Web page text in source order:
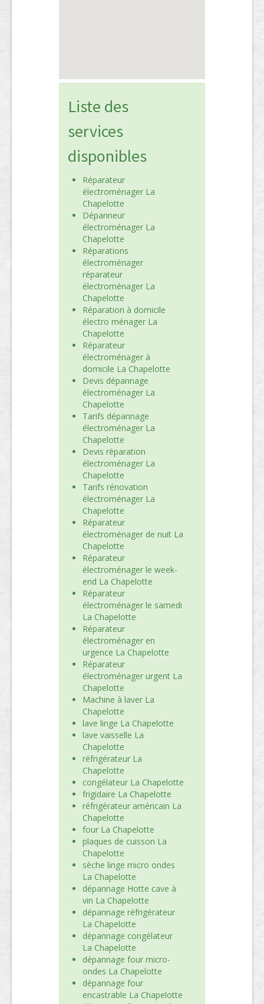
Liste des
services
disponibles
Réparateur
électroménager La
Chapelotte
Dépanneur
électroménager La
Chapelotte
Réparations
électroménager
réparateur
électroménager La
Chapelotte
Réparation à domicile
électro ménager La
Chapelotte
Réparateur
électroménager à
domicile La Chapelotte
Devis dépannage
électroménager La
Chapelotte
Tarifs dépannage
électroménager La
Chapelotte
Devis réparation
électroménager La
Chapelotte
Tarifs rénovation
électroménager La
Chapelotte
Réparateur
électroménager de nuit La
Chapelotte
Réparateur
électroménager le week-
end La Chapelotte
Réparateur
électroménager le samedi
La Chapelotte
Réparateur
électroménager en
urgence La Chapelotte
Réparateur
électroménager urgent La
Chapelotte
Machine à laver La
Chapelotte
lave linge La Chapelotte
lave vaisselle La
Chapelotte
réfrigérateur La
Chapelotte
congélateur La Chapelotte
frigidaire La Chapelotte
réfrigérateur américain La
Chapelotte
four La Chapelotte
plaques de cuisson La
Chapelotte
sèche linge micro ondes
La Chapelotte
dépannage Hotte cave à
vin La Chapelotte
dépannage réfrigérateur
La Chapelotte
dépannage congélateur
La Chapelotte
dépannage four micro-
ondes La Chapelotte
dépannage four
encastrable La Chapelotte